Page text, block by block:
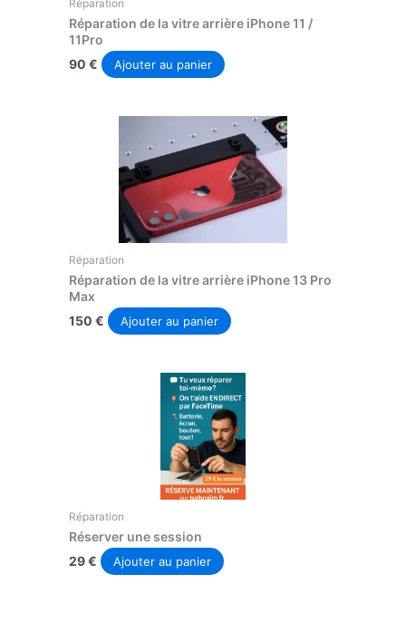
Réparation
Réparation de la vitre arrière iPhone 11 /
11Pro
90 € Ajouter au panier
Réparation
Réparation de la vitre arrière iPhone 13 Pro
Max
150 € Ajouter au panier
Réparation
Réserver une session
29€ Ajouter au panier